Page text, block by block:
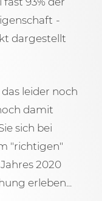
-
dargestellt
leider noch
damit
sich bei
"richtigen"
2020
erleben...